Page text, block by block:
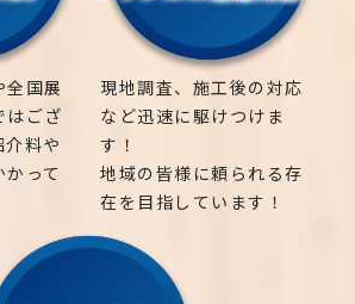
全国展
はござ
料や
って
現地調査、施工後の対応
など迅速に駆けつけま
す！
地域の皆様に頼られる存
在を目指しています！